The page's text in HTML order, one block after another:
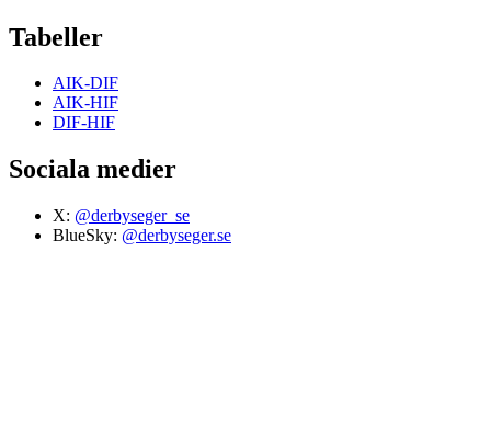
Tabeller
AIK-DIF
AIK-HIF
DIF-HIF
Sociala medier
X: @derbyseger_se
BlueSky: @derbyseger.se